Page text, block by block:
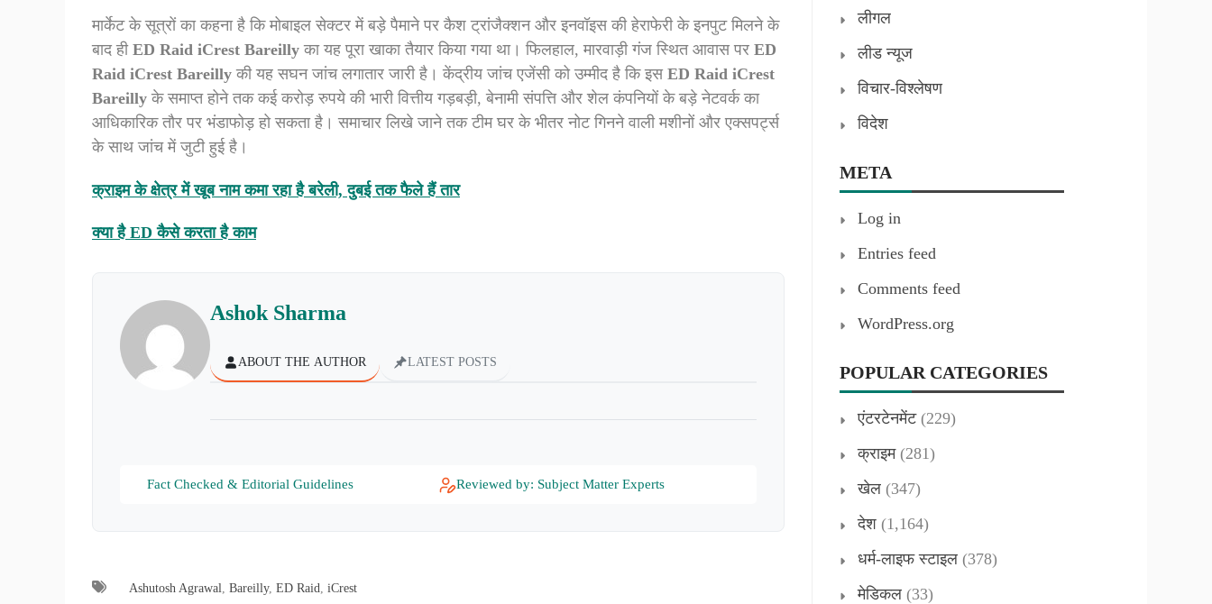
मार्केट के सूत्रों का कहना है कि मोबाइल सेक्टर में बड़े पैमाने पर कैश ट्रांजैक्शन और इनवॉइस की हेराफेरी के इनपुट मिलने के
बाद ही ED Raid iCrest Bareilly का यह पूरा खाका तैयार किया गया था। फिलहाल, मारवाड़ी गंज स्थित आवास पर ED
Raid iCrest Bareilly की यह सघन जांच लगातार जारी है। केंद्रीय जांच एजेंसी को उम्मीद है कि इस ED Raid iCrest
Bareilly के समाप्त होने तक कई करोड़ रुपये की भारी वित्तीय गड़बड़ी, बेनामी संपत्ति और शेल कंपनियों के बड़े नेटवर्क का
आधिकारिक तौर पर भंडाफोड़ हो सकता है। समाचार लिखे जाने तक टीम घर के भीतर नोट गिनने वाली मशीनों और एक्सपर्ट्स
के साथ जांच में जुटी हुई है।
क्राइम के क्षेत्र में खूब नाम कमा रहा है बरेली, दुबई तक फैले हैं तार
क्या है ED कैसे करता है काम
Ashok Sharma
ABOUT THE AUTHOR LATEST POSTS
Fact Checked & Editorial Guidelines Reviewed by: Subject Matter Experts
Ashutosh Agrawal Bareilly, ED Raid iCrest
लीगल
लीड न्यूज
विचार-विश्लेषण
विदेश
META
Log in
Entries feed
Comments feed
WordPress.org
POPULAR CATEGORIES
एंटरटेनमेंट(229)
क्राइम(281)
खेल (347)
देश (1,164)
धर्म-लाइफ स्टाइल (378)
मेडिकल (33)